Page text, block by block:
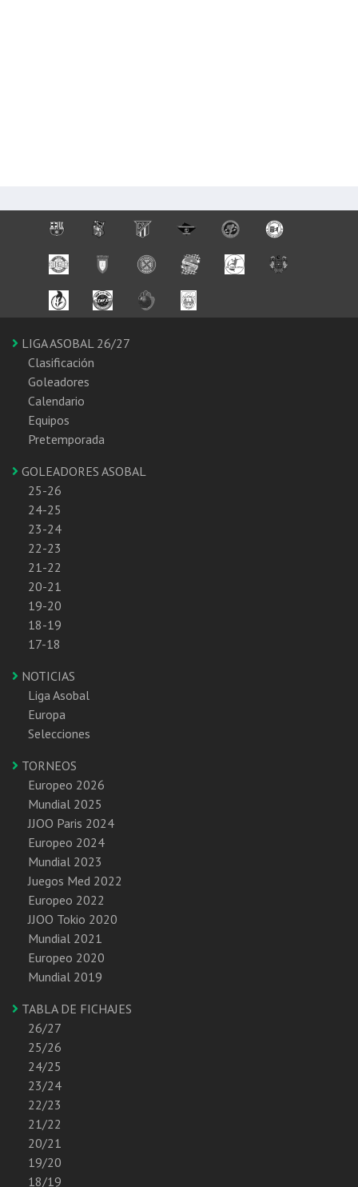
LIGA ASOBAL 26/27
Clasificación
Goleadores
Calendario
Equipos
Pretemporada
GOLEADORES ASOBAL
25-26
24-25
23-24
22-23
21-22
20-21
19-20
18-19
17-18
NOTICIAS
Liga Asobal
Europa
Selecciones
TORNEOS
Europeo 2026
Mundial 2025
JJOO Paris 2024
Europeo 2024
Mundial 2023
Juegos Med 2022
Europeo 2022
JJOO Tokio 2020
Mundial 2021
Europeo 2020
Mundial 2019
TABLA DE FICHAJES
26/27
25/26
24/25
23/24
22/23
21/22
20/21
19/20
18/19